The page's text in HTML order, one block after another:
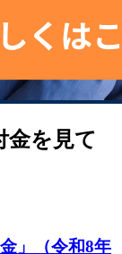
金を見て
」（令和8年